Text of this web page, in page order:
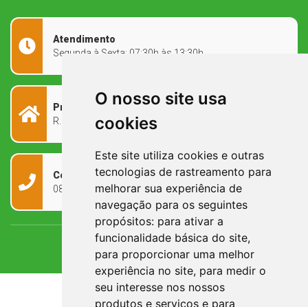
O nosso site usa
cookies
Este site utiliza cookies e outras
tecnologias de rastreamento para
melhorar sua experiência de
navegação para os seguintes
propósitos: para ativar a
funcionalidade básica do site,
para proporcionar uma melhor
experiência no site, para medir o
seu interesse nos nossos
produtos e serviços e para
Atendimento
Segunda à Sexta: 07:30h às 13:30h
Prefeitura Municipal
R. Rivadávia Corrêa, 858 - Centro - RS, 97573-010
Contato
0800 090 2050